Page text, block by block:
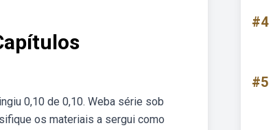
0,10 de 0,10. Weba série sob
os materiais a sergui como
#4
#5